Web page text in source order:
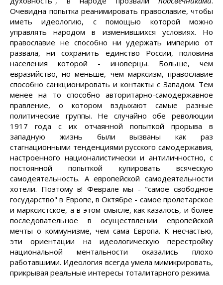
Очевидна попытка реанимировать православие, чтобы
иметь идеологию, с помощью которой можно
управлять народом в изменившихся условиях. Но
православие не способно ни удержать империю от
развала, ни сохранить единство России, половина
населения которой - иноверцы. Больше, чем
евразийство, но меньше, чем марксизм, православие
способно санкционировать и контакты с Западом. Тем
менее на то способно авторитарно-самодержавное
правление, о котором вздыхают самые разные
политические группы. Не случайно обе революции
1917 года с их отчаянной попыткой прорыва в
западную жизнь были вызваны как раз
стагнационными тенденциями русского самодержавия,
настроенного националистически и антиличностно, с
постоянной попыткой купировать всяческую
самодеятельность. А европейской самодеятельности
хотели. Поэтому в! Феврале мы - "самое свободное
государство" в Европе, в Октябре - самое пролетарское
и марксистское, а в этом смысле, как казалось, и более
последовательное в осуществлении европейской
мечты о коммунизме, чем сама Европа. К несчастью,
эти ориентации на идеологическую перестройку
национальной ментальности оказались плохо
работавшими. Идеология всегда умела мимикрировать,
прикрывая реальные интересы тоталитарного режима.